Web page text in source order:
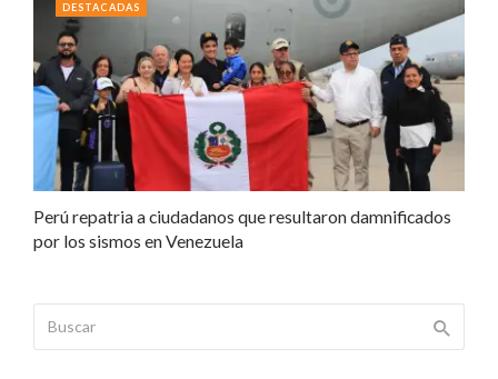
Perú repatria a ciudadanos que resultaron damnificados
por los sismos en Venezuela
DESTACADAS